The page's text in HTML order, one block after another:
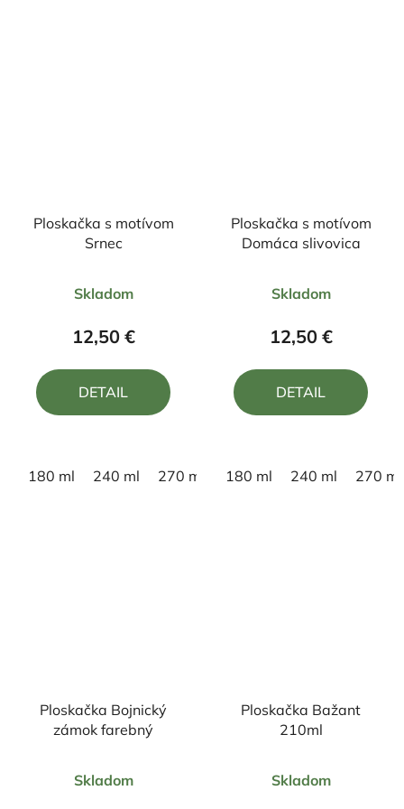
Ploskačka s motívom
Srnec
hodnotenie
produktu
z
Skladom
12,50 €
DETAIL
180 ml 240 ml 270 ml
Ploskačka s motívom
Domáca slivovica
hodnotenie
produktu
z
Skladom
12,50 €
DETAIL
180 ml 240 ml 270 ml
Ploskačka Bojnický
zámok farebný
hodnotenie
Skladom
Ploskačka Bažant
210ml
hodnotenie
Skladom